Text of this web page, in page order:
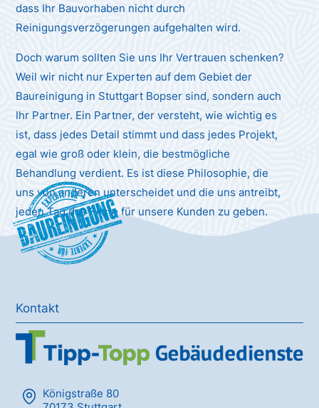
dass Ihr Bauvorhaben nicht durch
Reinigungsverzögerungen aufgehalten wird.
Doch warum sollten Sie uns Ihr Vertrauen schenken?
Weil wir nicht nur Experten auf dem Gebiet der
Baureinigung in Stuttgart Bopser sind, sondern auch
Ihr Partner. Ein Partner, der versteht, wie wichtig es
ist, dass jedes Detail stimmt und dass jedes Projekt,
egal wie groß oder klein, die bestmögliche
Behandlung verdient. Es ist diese Philosophie, die
uns von anderen unterscheidet und die uns antreibt,
jeden Tag das Beste für unsere Kunden zu geben.
Baureinigung
Kontakt
Königstraße 80